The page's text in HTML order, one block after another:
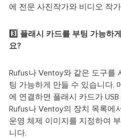
에 전문 사진작가와 비디오 작
3️⃣ 플래시 카드를 부팅 가능하
요?
Rufus나 Ventoy와 같은 도구를
팅 가능하게 만들 수 있습니다.
에 연결하면 플래시 카드가
Rufus나 Ventoy의 장치 목록에
운영 체제 이미지를 지정하여
니다.